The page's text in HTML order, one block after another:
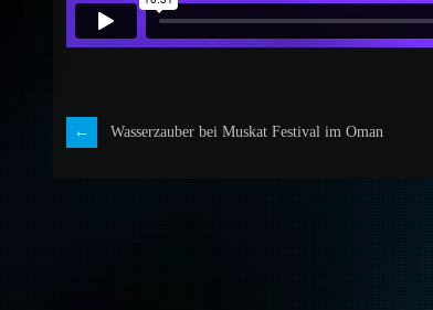
Wasserzauber bei Muskat Festival im Oman